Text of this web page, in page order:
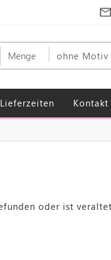
ohne Motiv
Lieferzeiten Kontakt
oder ist